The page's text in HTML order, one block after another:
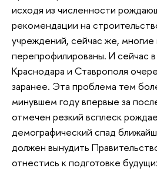
исходя из численности
рекомендации на
учреждений, сейчас же, многие
перепрофилированы. И сейчас
Краснодара и Ставрополя
заранее. Эта проблема тем
минувшем году впервые за
отмечен резкий всплеск
демографический спад
должен вынудить
отнестись к подготовке